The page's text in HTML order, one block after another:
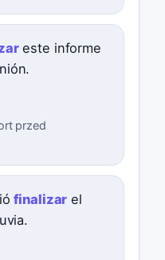
este informe
przed
finalizar el